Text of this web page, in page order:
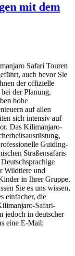
mit dem
Safari Touren
auch bevor Sie
der offizielle
der Planung,
hohe
auf allen
sich intensiv auf
Das Kilimanjaro-
Guiding-
Straßensafaris
Wildtiere und
in Ihrer Gruppe.
Sie es uns wissen,
einfacher, die
Safari-
jedoch in deutscher
eine E-Mail: